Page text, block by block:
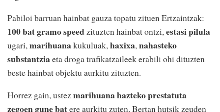
Pabiloi barruan hainbat gauza topatu zituen Ertzaintzak:
100 bat gramo speedzituzten hainbat ontzi,estasi pilula
ugari,marihuanakukuluak,haxixa,nahasteko
substantziaeta droga trafikatzaileek erabili ohi dituzten
beste hainbat objektu aurkitu zituzten.
Horrez gain, ustezmarihuana hazteko prestatuta
zegoen gune batere aurkitu zuten. Bertan hutsik zeuden